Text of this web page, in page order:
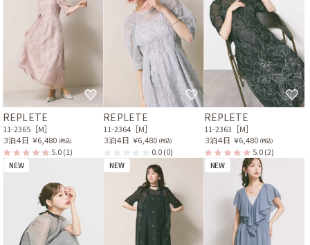
REPLETE
11-2365［M］
３泊４日 ￥6,480 (税込)
5.0(1)
REPLETE
11-2364［M］
３泊４日 ￥6,480 (税込)
0.0(0)
REPLETE
11-2363［M］
３泊４日 ￥6,480 (税込)
5.0(2)
NEW NEW NEW